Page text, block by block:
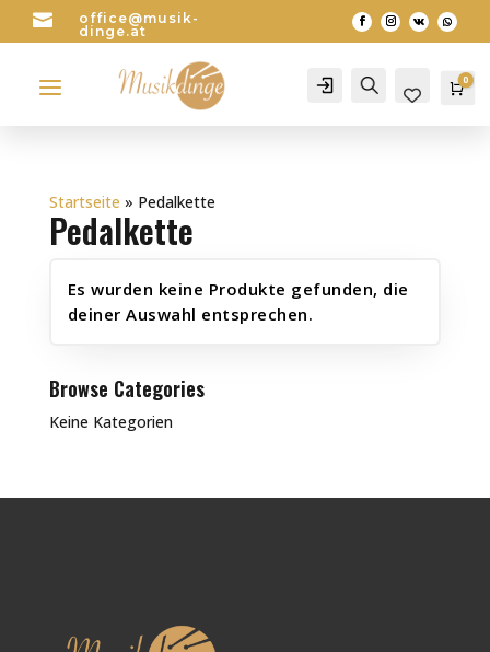

office@musik-
dinge.at
a Account Search 0
Startseite » Pedalkette
Pedalkette
Es wurden keine Produkte gefunden, die
deiner Auswahl entsprechen.
Browse Categories
Keine Kategorien